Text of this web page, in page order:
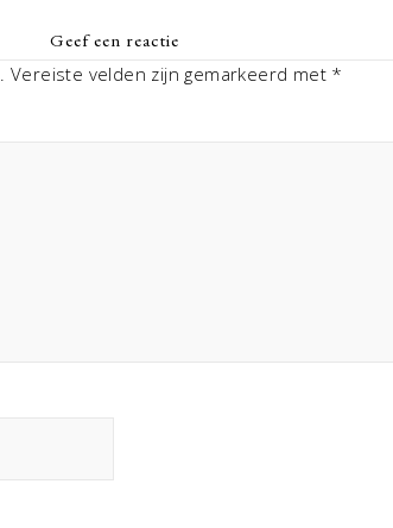
Geef een reactie
Vereiste velden zijn gemarkeerd met *